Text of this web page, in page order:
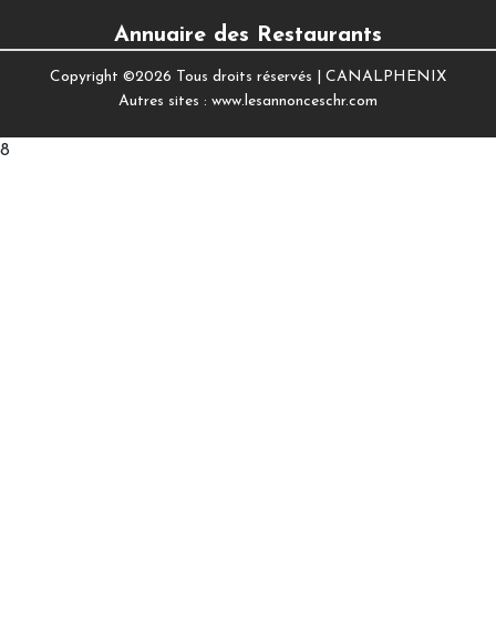
Annuaire des Restaurants
Copyright ©2026 Tous droits réservés | CANALPHENIX
Autres sites : www.lesannonceschr.com
8